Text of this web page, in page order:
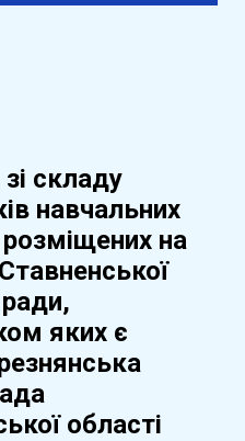
складу
навчальних
на
ради,
яких є
області